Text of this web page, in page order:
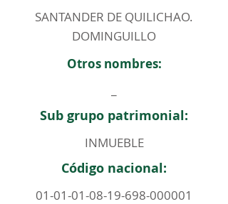
SANTANDER DE QUILICHAO.
DOMINGUILLO
Otros nombres:
Sub grupo patrimonial:
INMUEBLE
Código nacional:
01-01-01-08-19-698-000001